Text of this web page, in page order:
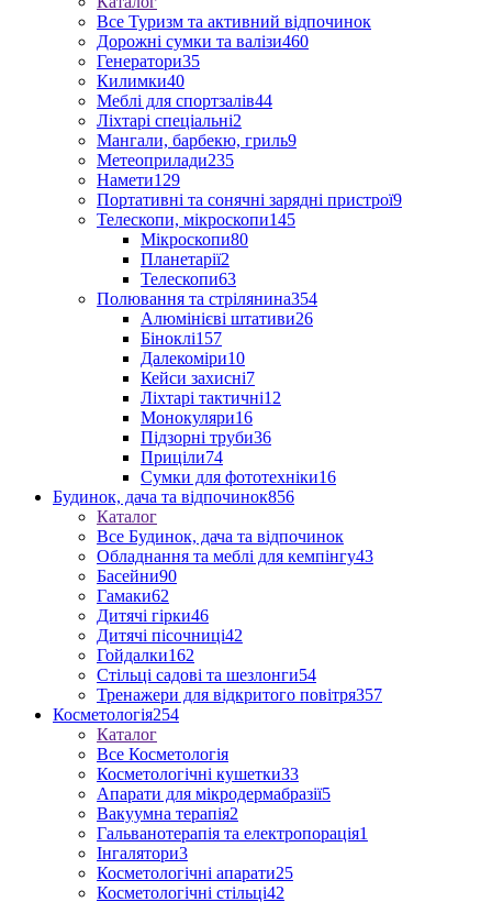
Все Туризм та активний відпочинок
Дорожні сумки та валізи460
Генератори35
Килимки40
Меблі для спортзалів44
Ліхтарі спеціальні2
Мангали, барбекю, гриль9
Метеоприлади235
Намети129
Портативні та сонячні зарядні пристрої9
Телескопи, мікроскопи145
Мікроскопи80
Планетарії2
Телескопи63
Полювання та стрілянина354
Алюмінієві штативи26
Біноклі157
Далекоміри10
Кейси захисні7
Ліхтарі тактичні12
Монокуляри16
Підзорні труби36
Приціли74
Сумки для фототехніки16
Будинок, дача та відпочинок856
Каталог
Все Будинок, дача та відпочинок
Обладнання та меблі для кемпінгу43
Басейни90
Гамаки62
Дитячі гірки46
Дитячі пісочниці42
Гойдалки162
Стільці садові та шезлонги54
Тренажери для відкритого повітря357
Косметологія254
Каталог
Все Косметологія
Косметологічні кушетки33
Апарати для мікродермабразії5
Вакуумна терапія2
Гальванотерапія та електропорація1
Інгалятори3
Косметологічні апарати25
Косметологічні стільці42